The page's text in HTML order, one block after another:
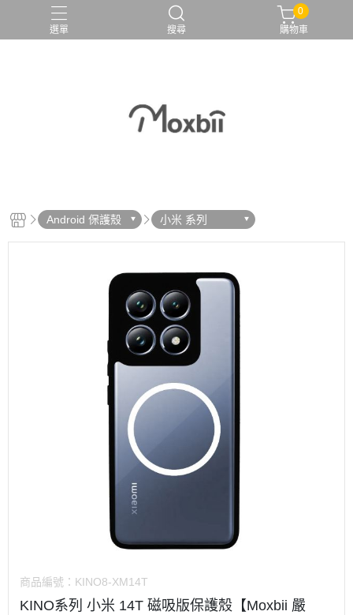
選單 搜尋
0
購物車
Android 保護殼 小米 系列
商品編號： KINO8-XM14T
KINO系列 小米 14T 磁吸版保護殼【Moxbii 嚴